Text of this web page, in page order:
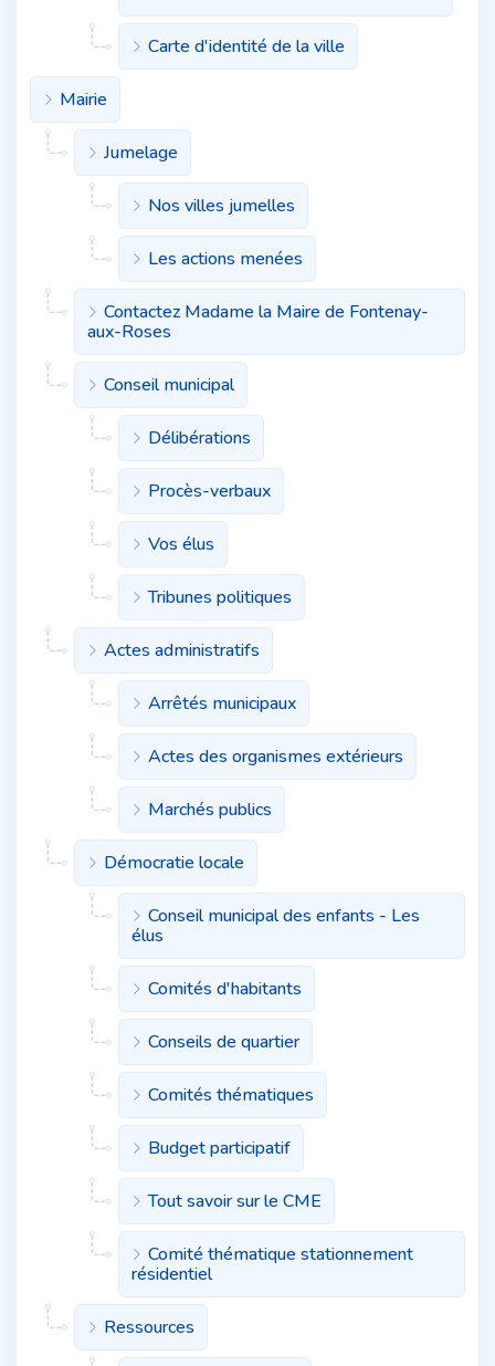
Carte d'identité de la ville
Mairie
Jumelage
Nos villes jumelles
Les actions menées
Contactez Madame la Maire de Fontenay-
aux-Roses
Conseil municipal
Délibérations
Procès-verbaux
Vos élus
Tribunes politiques
Actes administratifs
Arrêtés municipaux
Actes des organismes extérieurs
Marchés publics
Démocratie locale
Conseil municipal des enfants - Les
élus
Comités d'habitants
Conseils de quartier
Comités thématiques
Budget participatif
Tout savoir sur le CME
Comité thématique stationnement
résidentiel
Ressources